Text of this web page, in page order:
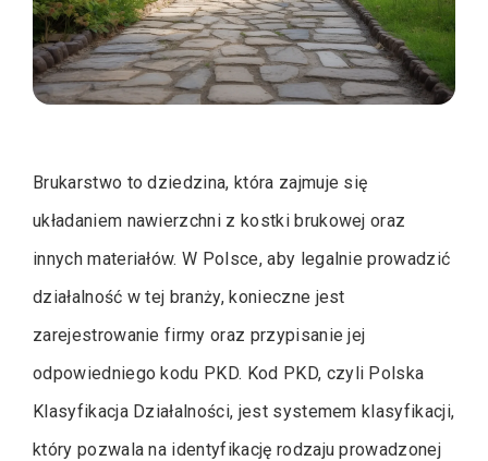
Brukarstwo to dziedzina, która zajmuje się
układaniem nawierzchni z kostki brukowej oraz
innych materiałów. W Polsce, aby legalnie prowadzić
działalność w tej branży, konieczne jest
zarejestrowanie firmy oraz przypisanie jej
odpowiedniego kodu PKD. Kod PKD, czyli Polska
Klasyfikacja Działalności, jest systemem klasyfikacji,
który pozwala na identyfikację rodzaju prowadzonej